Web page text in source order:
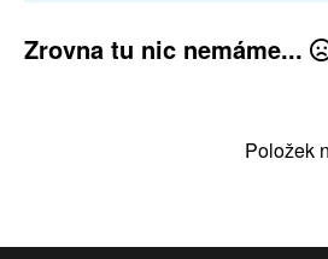
Zrovna tu nic nemáme...
Položek